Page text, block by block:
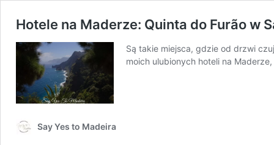
Hotele na Maderze: Quinta do Furão w
Są takie miejsca, gdzie od drzwi
moich ulubionych hoteli na
Say Yes to Madeira